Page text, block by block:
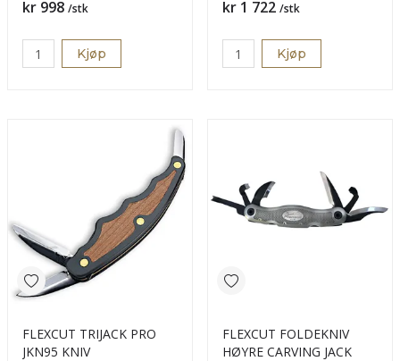
Pris
kr 998 /stk
Kjøp
Pris
kr 1 722 /stk
Kjøp
FLEXCUT TRIJACK PRO
JKN95 KNIV
FLEXCUT FOLDEKNIV
HØYRE CARVING JACK